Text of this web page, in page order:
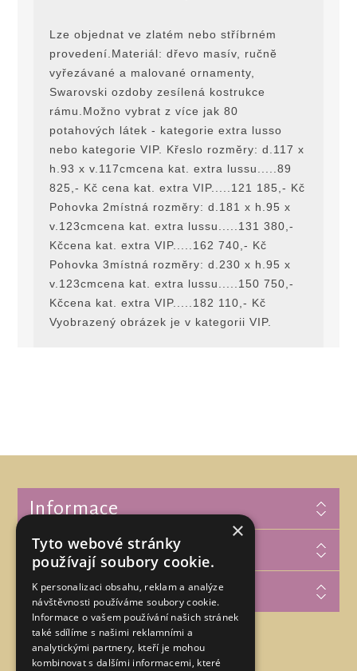
Lze objednat ve zlatém nebo stříbrném
provedení.Materiál: dřevo masív, ručnĕ
vyřezávané a malované ornamenty,
Swarovski ozdoby zesílená kostrukce
rámu.Možno vybrat z více jak 80
potahových látek - kategorie extra lusso
nebo kategorie VIP. Křeslo rozmĕry: d.117 x
h.93 x v.117cmcena kat. extra lussu.....89
825,- Kč cena kat. extra VIP.....121 185,- Kč
Pohovka 2místná rozmĕry: d.181 x h.95 x
v.123cmcena kat. extra lussu.....131 380,-
Kčcena kat. extra VIP.....162 740,- Kč
Pohovka 3místná rozmĕry: d.230 x h.95 x
v.123cmcena kat. extra lussu.....150 750,-
Kčcena kat. extra VIP.....182 110,- Kč
Vyobrazený obrázek je v kategorii VIP.
Informace
Zákaznická podpora
Můj účet
Najdete nás na
×
Tyto webové stránky
používají soubory cookie.
K personalizaci obsahu, reklam a analýze
návštěvnosti používáme soubory cookie.
Informace o vašem používání našich stránek
také sdílíme s našimi reklamními a
analytickými partnery, kteří je mohou
kombinovat s dalšími informacemi, které